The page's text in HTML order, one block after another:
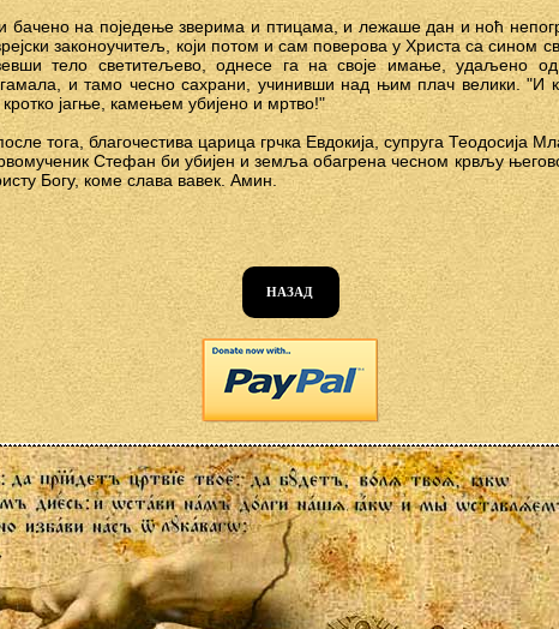
бачено на поједење зверима и птицама, и лежаше дан и ноћ
законоучитељ, који потом и сам поверова у Христа са сином
тело светитељево, однесе га на своје имање, удаљено од
и тамо чесно сахрани, учинивши над њим плач велики. "И
кротко јагње, камењем убијено и мртво!"
тога, благочестива царица грчка Евдокија, супруга Теодосија
Стефан би убијен и земља обагрена чесном крвљу
Богу, коме слава вавек. Амин.
НАЗАД